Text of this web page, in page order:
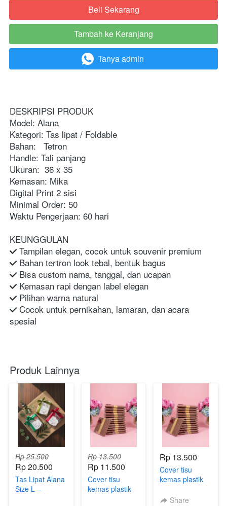
`Beli Sekarang
`
Tambah ke Keranjang
` Tanya admin
DESKRIPSI PRODUK
Model: Alana
Kategori: Tas lipat / Foldable
Bahan:   Tetron
Handle: Tali panjang
Ukuran:  36 x 35
Kemasan: Mika
Digital Print 2 sisi
Minimal Order: 50
Waktu Pengerjaan: 60 hari
KEUNGGULAN
Tampilan elegan, cocok untuk souvenir premium
Bahan tertron look tebal, bentuk bagus
Bisa custom nama, tanggal, dan ucapan
Kemasan rapi dengan label elegan
Pilihan warna natural
Cocok untuk pernikahan, lamaran, dan acara
spesial
Produk Lainnya
Rp 25.500
Rp 20.500
Tas Lipat Alana
Size L –
Rp 13.500
Rp 11.500
Cover tisu
kemas plastik
Rp 13.500
Cover tisu
kemas plastik
Share